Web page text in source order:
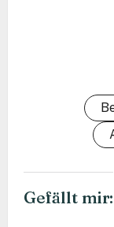
Gefällt mir: